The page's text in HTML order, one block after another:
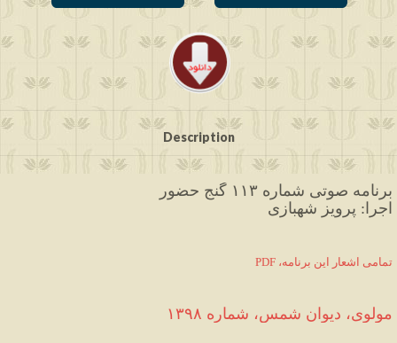
Description
برنامه صوتی شماره ۱۱۳ گنج حضور
اجرا: پرویز شهبازی
PDF ،تمامی اشعار این برنامه
مولوی، دیوان شمس، شماره ۱۳۹۸